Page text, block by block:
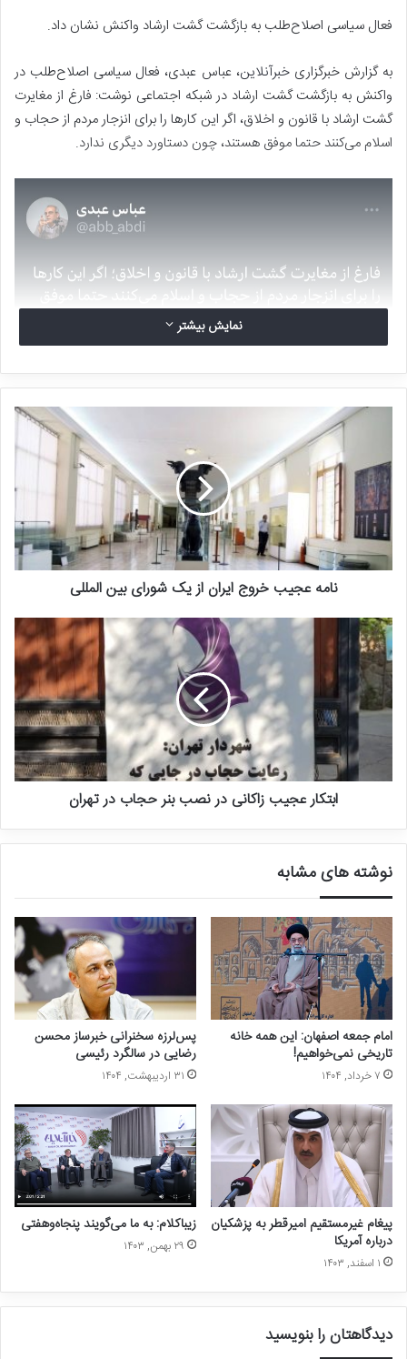
فعال سیاسی اصلاح‌طلب به بازگشت گشت ارشاد واکنش نشان داد.
به گزارش خبرگزاریخبرآنلاین، عباس عبدی، فعال سیاسی اصلاح‌طلب در
واکنش به بازگشت گشت ارشاد در شبکه اجتماعی نوشت: فارغ از مغایرت
گشت ارشاد با قانون و اخلاق، اگر این کارها را برای انزجار مردم از حجاب و
اسلام می‌کنند حتما موفق هستند، چون دستاورد دیگری ندارد.
نمایش بیشتر
نامه عجیب خروج ایران از یک شورای بین المللی
ابتکار عجیب زاکانی در نصب بنر حجاب در تهران
نوشته های مشابه
امام جمعه اصفهان: این همه خانه
تاریخی نمی‌خواهیم!
۷ خرداد, ۱۴۰۴
پس‌لرزه سخنرانی خبرساز محسن
رضایی در سالگرد رئیسی
۳۱ اردیبهشت, ۱۴۰۴
پیغام غیرمستقیم امیرقطر به پزشکیان
درباره آمریکا
۱ اسفند, ۱۴۰۳
زیباکلام: به ما می‌گویند پنجاه‌وهفتی
۲۹ بهمن, ۱۴۰۳
دیدگاهتان را بنویسید